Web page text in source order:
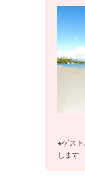
★ゲス
します